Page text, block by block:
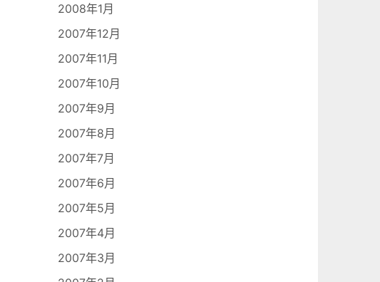
2008年1月
2007年12月
2007年11月
2007年10月
2007年9月
2007年8月
2007年7月
2007年6月
2007年5月
2007年4月
2007年3月